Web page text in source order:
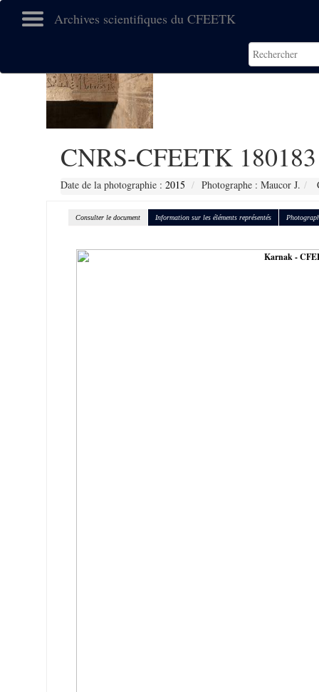
Archives scientifiques du CFEETK
CNRS-CFEETK 180183
Date de la photographie : 2015 Photographe : Maucor J.
Consulter le document Information sur les éléments représentés